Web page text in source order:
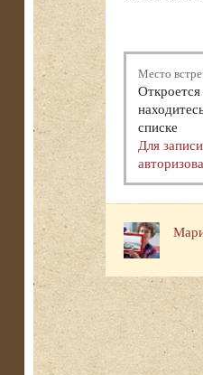
Место
списке
Для